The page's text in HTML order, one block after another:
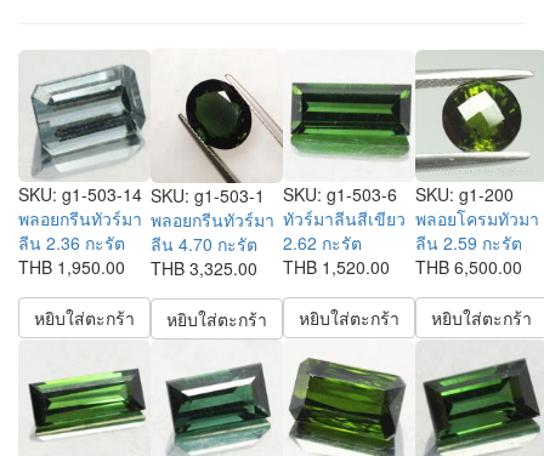
SKU: g1-503-14
พลอยกรีนทัวร์มา
ลีน 2.36 กะรัต
THB 1,950.00
หยิบใส่ตะกร้า
SKU: g1-503-1
พลอยกรีนทัวร์มา
ลีน 4.70 กะรัต
THB 3,325.00
หยิบใส่ตะกร้า
SKU: g1-503-6
ทัวร์มาลีนสีเขียว
2.62 กะรัต
THB 1,520.00
หยิบใส่ตะกร้า
SKU: g1-200
พลอยโครมทัวมา
ลีน 2.59 กะรัต
THB 6,500.00
หยิบใส่ตะกร้า